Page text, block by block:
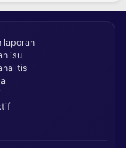
laporan
isu